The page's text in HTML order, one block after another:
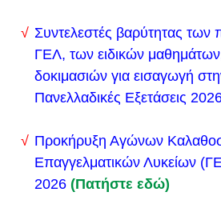
Εκπαίδευση.
ΜΑΘΗΤΙΚΟΣ
Συγκρότηση επιτροπής
Άουσβιτς της Πολωνίας και
Δευτέρα 20/11/2023
Σημαντική Ενημέρωση από
ΚΑΤΑΘΕΣΗ ΔΕΛΤΙΟΥ
Συντελεστές βαρύτητας των
ΓΕΛ, των ειδικών
δοκιμασιών για εισαγωγή
Πανελλαδικές Εξετάσεις
Προκήρυξη Αγώνων
Επαγγελματικών Λυκείων
2026 (Πατήστε εδώ)